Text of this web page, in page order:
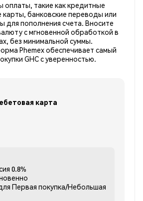
оплаты, такие как кредитные
банковские переводы или
для пополнения счета. Вносите
с мгновенной обработкой в
без минимальной суммы.
Phemex обеспечивает самый
GHC с уверенностью.
карта
0.8%
Первая покупка/Небольшая